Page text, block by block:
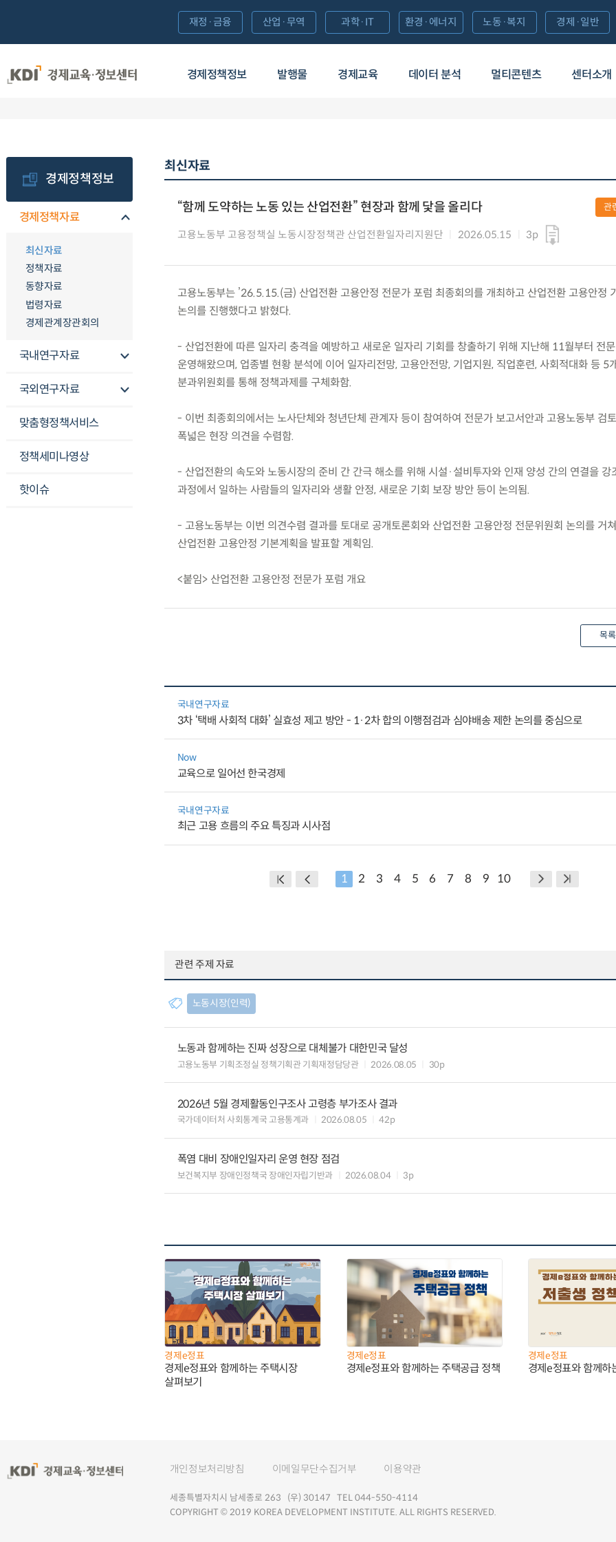
경제정책정보 발행물 경제교육 데이터 분석 멀티콘텐츠 센터소개
재정·금융 산업·무역 과학·IT 환경·에너지 노동·복지 경제·일반
경제정책정보
경제정책자료
최신자료
정책자료
동향자료
법령자료
경제관계장관회의
국내연구자료
국외연구자료
맞춤형정책서비스
정책세미나영상
핫이슈
최신자료
“함께 도약하는 노동 있는 산업전환” 현장과 함께 닻을 올리다
고용노동부 고용정책실 노동시장정책관 산업전환일자리지원단 2026.05.15 3p
관
고용노동부는 ’26.5.15.(금) 산업전환 고용안정 전문가 포럼 최종회의를 개최하고 산업전환 고용안정
논의를 진행했다고 밝혔다.
- 산업전환에 따른 일자리 충격을 예방하고 새로운 일자리 기회를 창출하기 위해 지난해 11월부터 전
운영해왔으며, 업종별 현황 분석에 이어 일자리전망, 고용안전망, 기업지원, 직업훈련, 사회적대화 등 5
분과위원회를 통해 정책과제를 구체화함.
- 이번 최종회의에서는 노사단체와 청년단체 관계자 등이 참여하여 전문가 보고서안과 고용노동부 검
폭넓은 현장 의견을 수렴함.
- 산업전환의 속도와 노동시장의 준비 간 간극 해소를 위해 시설·설비투자와 인재 양성 간의 연결을 강
과정에서 일하는 사람들의 일자리와 생활 안정, 새로운 기회 보장 방안 등이 논의됨.
- 고용노동부는 이번 의견수렴 결과를 토대로 공개토론회와 산업전환 고용안정 전문위원회 논의를 거
산업전환 고용안정 기본계획을 발표할 계획임.
<붙임> 산업전환 고용안정 전문가 포럼 개요
목
국내연구자료
3차 ‘택배 사회적 대화’ 실효성 제고 방안 - 1·2차 합의 이행점검과 심야배송 제한 논의를 중심으로
Now
교육으로 일어선 한국경제
국내연구자료
최근 고용 흐름의 주요 특징과 시사점
1 2 3 4 5 6 7 8 9 10
관련 주제 자료
노동시장(인력)
노동과 함께하는 진짜 성장으로 대체불가 대한민국 달성
고용노동부 기획조정실 정책기획관 기획재정담당관 2026.08.05 30p
2026년 5월 경제활동인구조사 고령층 부가조사 결과
국가데이터처 사회통계국 고용통계과 2026.08.05 42p
폭염 대비 장애인일자리 운영 현장 점검
보건복지부 장애인정책국 장애인자립기반과 2026.08.04 3p
경제e정표
경제e정표와 함께하는 주택시장
살펴보기
경제e정표
경제e정표와 함께하는 주택공급 정책
경제e정표
경제e정표와 함께하
개인정보처리방침 이메일무단수집거부 이용약관
세종특별자치시 남세종로 263 (우) 30147 TEL 044-550-4114
COPYRIGHT © 2019 KOREA DEVELOPMENT INSTITUTE. ALL RIGHTS RESERVED.